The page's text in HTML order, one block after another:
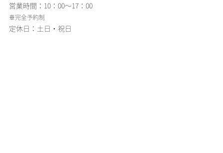
営業時間：10：00～17：00
※完全予約制
定休日：土日・祝日